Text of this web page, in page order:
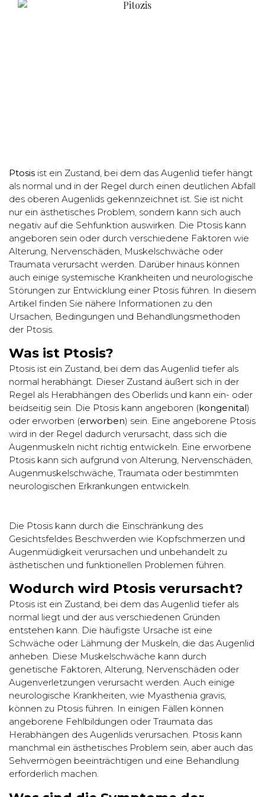
Ptosis ist ein Zustand, bei dem das Augenlid tiefer hängt
als normal und in der Regel durch einen deutlichen Abfall
des oberen Augenlids gekennzeichnet ist. Sie ist nicht
nur ein ästhetisches Problem, sondern kann sich auch
negativ auf die Sehfunktion auswirken. Die Ptosis kann
angeboren sein oder durch verschiedene Faktoren wie
Alterung, Nervenschäden, Muskelschwäche oder
Traumata verursacht werden. Darüber hinaus können
auch einige systemische Krankheiten und neurologische
Störungen zur Entwicklung einer Ptosis führen. In diesem
Artikel finden Sie nähere Informationen zu den
Ursachen, Bedingungen und Behandlungsmethoden
der Ptosis.
Was ist Ptosis?
Ptosis ist ein Zustand, bei dem das Augenlid tiefer als
normal herabhängt. Dieser Zustand äußert sich in der
Regel als Herabhängen des Oberlids und kann ein- oder
beidseitig sein. Die Ptosis kann angeboren (kongenital)
oder erworben (erworben) sein. Eine angeborene Ptosis
wird in der Regel dadurch verursacht, dass sich die
Augenmuskeln nicht richtig entwickeln. Eine erworbene
Ptosis kann sich aufgrund von Alterung, Nervenschäden,
Augenmuskelschwäche, Traumata oder bestimmten
neurologischen Erkrankungen entwickeln.
Die Ptosis kann durch die Einschränkung des
Gesichtsfeldes Beschwerden wie Kopfschmerzen und
Augenmüdigkeit verursachen und unbehandelt zu
ästhetischen und funktionellen Problemen führen.
Wodurch wird Ptosis verursacht?
Ptosis ist ein Zustand, bei dem das Augenlid tiefer als
normal liegt und der aus verschiedenen Gründen
entstehen kann. Die häufigste Ursache ist eine
Schwäche oder Lähmung der Muskeln, die das Augenlid
anheben. Diese Muskelschwäche kann durch
genetische Faktoren, Alterung, Nervenschäden oder
Augenverletzungen verursacht werden. Auch einige
neurologische Krankheiten, wie Myasthenia gravis,
können zu Ptosis führen. In einigen Fällen können
angeborene Fehlbildungen oder Traumata das
Herabhängen des Augenlids verursachen. Ptosis kann
manchmal ein ästhetisches Problem sein, aber auch das
Sehvermögen beeinträchtigen und eine Behandlung
erforderlich machen.